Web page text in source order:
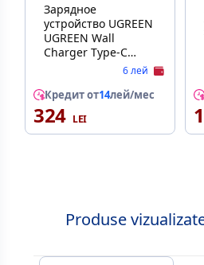
Зарядное
устройство UGREEN
UGREEN Wall
Charger Type-C
6 лей
Кредит от14лей/мес
324
Produse